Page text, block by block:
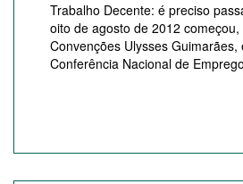
Trabalho Decente: é preciso
oito de agosto de 2012
Convenções Ulysses Guimarães,
Conferência Nacional de